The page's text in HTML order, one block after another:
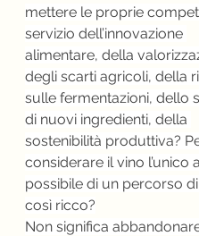
mettere le proprie
servizio dell’innovazione
alimentare, della
degli scarti agricoli, della
sulle fermentazioni, dello
di nuovi ingredienti, della
sostenibilità produttiva?
considerare il vino l’unico
possibile di un percorso
così ricco?
Non significa